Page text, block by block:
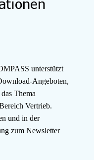
unterstützt
Angeboten,
Thema
Vertrieb.
und in der
zum Newsletter